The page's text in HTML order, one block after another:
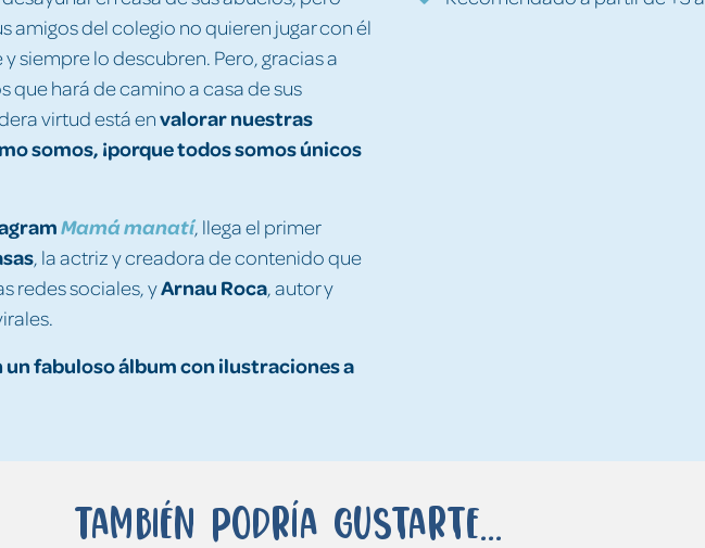
amigos del colegio no quieren jugar con él
siempre lo descubren. Pero, gracias a
que hará de camino a casa de sus
virtud está envalorar nuestras
somos, ¡porque todos somos únicos
Mamá manatí, llega el primer
, la actriz y creadora de contenido que
redes sociales, yArnau Roca, autor y
fabuloso álbum con ilustraciones a
También podría gustarte...